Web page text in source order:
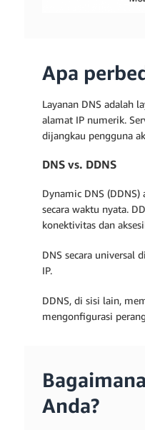
Apa
Layanan DNS adalah
alamat IP numerik.
dijangkau pengguna
DNS vs. DDNS
Dynamic DNS
secara waktu nyata.
konektivitas dan
DNS secara universal
IP.
DDNS, di sisi lain,
mengonfigurasi
Anda?